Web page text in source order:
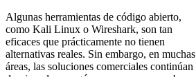
Algunas herramientas de código abierto,
como Kali Linux o Wireshark, son tan
eficaces que prácticamente no tienen
alternativas reales. Sin embargo, en muchas
áreas, las soluciones comerciales continúan